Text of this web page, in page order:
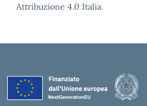
Attribuzione 4.0 Italia.